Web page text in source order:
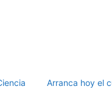
Arranca hoy el